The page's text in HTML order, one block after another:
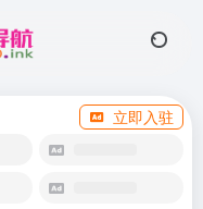
立即入驻